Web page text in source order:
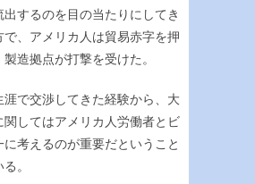
するのを目の当たりにしてき
で、アメリカ人は貿易赤字を押
製造拠点が打撃を受けた。
涯で交渉してきた経験から、大
関してはアメリカ人労働者とビ
に考えるのが重要だということ
。